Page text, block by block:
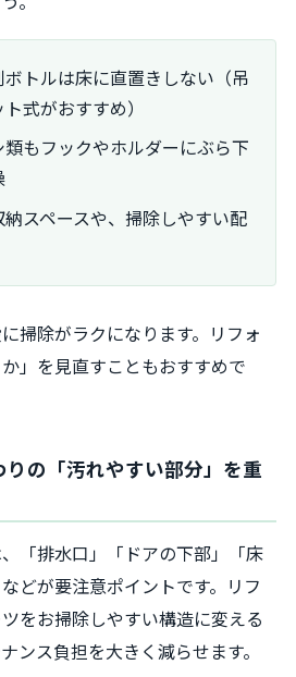
トルは床に直置きしない（吊
式がおすすめ）
もフックやホルダーにぶら下
スペースや、掃除しやすい配
掃除がラクになります。リフォ
」を見直すこともおすすめで
の「汚れやすい部分」を重
「排水口」「ドアの下部」「床
どが要注意ポイントです。リフ
をお掃除しやすい構造に変える
ンス負担を大きく減らせます。